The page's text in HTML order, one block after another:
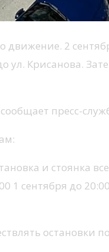
2
Крисанова.
пресс-
и стоянка
1 сентября до
остановки